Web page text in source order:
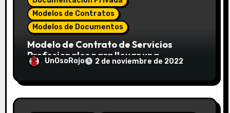
Modelos de Contratos
Modelos de Documentos
Modelo de Contrato de Servicios
Profesionales para llevar una
Contabilidad externa
UnOsoRojo 2 de noviembre de 2022